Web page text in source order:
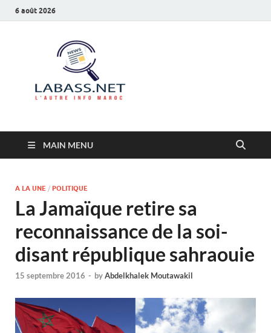
6 août 2026
MAIN MENU
A LA UNE / POLITIQUE
La Jamaïque retire sa
reconnaissance de la soi-
disant république sahraouie
15 septembre 2016 - byAbdelkhalek Moutawakil